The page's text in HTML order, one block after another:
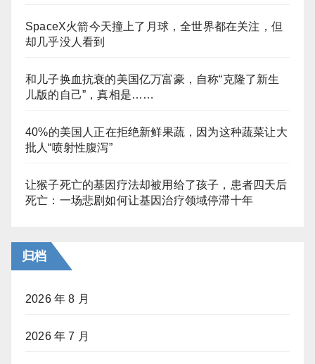
SpaceX火箭今天撞上了月球，全世界都在关注，但
却几乎没人看到
和儿子换血抗衰的美国亿万富豪，自称“克隆了新生
儿版的自己”，真相是……
40%的美国人正在拒绝新鲜果蔬，因为这种蔬菜让大
批人“喷射性腹泻”
让猴子死亡的基因疗法却被用给了孩子，患者四天后
死亡：一场悲剧如何让基因治疗领域停滞十年
归档
2026 年 8 月
2026 年 7 月